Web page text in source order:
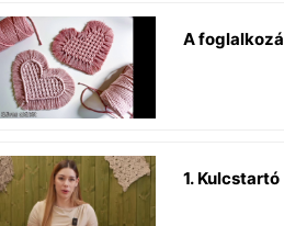
A
1. Kulcstartó